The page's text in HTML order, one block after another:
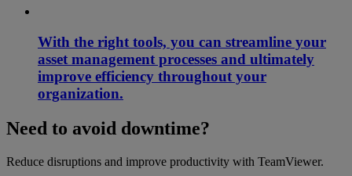
With the right tools, you can streamline your
asset management processes and ultimately
improve efficiency throughout your
organization.
Need to avoid downtime?
Reduce disruptions and improve productivity with TeamViewer.